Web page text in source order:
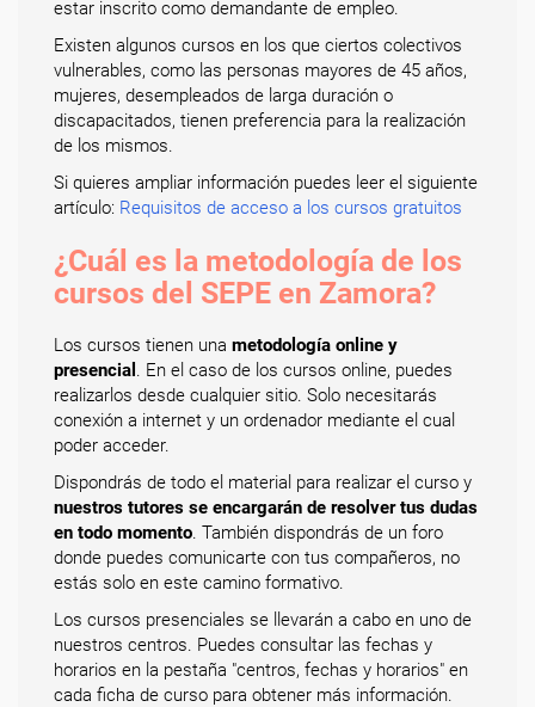
estar inscrito como demandante de empleo.
Existen algunos cursos en los que ciertos colectivos
vulnerables, como las personas mayores de 45 años,
mujeres, desempleados de larga duración o
discapacitados, tienen preferencia para la realización
de los mismos.
Si quieres ampliar información puedes leer el siguiente
artículo: Requisitos de acceso a los cursos gratuitos
¿Cuál es la metodología de los
cursos del SEPE en Zamora?
Los cursos tienen una metodología online y
presencial . En el caso de los cursos online, puedes
realizarlos desde cualquier sitio. Solo necesitarás
conexión a internet y un ordenador mediante el cual
poder acceder.
Dispondrás de todo el material para realizar el curso y
nuestros tutores se encargarán de resolver tus dudas
en todo momento. También dispondrás de un foro
donde puedes comunicarte con tus compañeros, no
estás solo en este camino formativo.
Los cursos presenciales se llevarán a cabo en uno de
nuestros centros. Puedes consultar las fechas y
horarios en la pestaña "centros, fechas y horarios" en
cada ficha de curso para obtener más información.